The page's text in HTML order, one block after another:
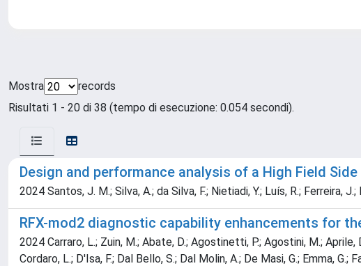
Mostra
records
Risultati 1 - 20 di 38 (tempo di esecuzione: 0.054 secondi).
Design and performance analysis of a High Field
2024 Santos, J. M.; Silva, A.; da Silva, F.; Nietiadi, Y.; Luís, R.; Ferreira,
RFX-mod2 diagnostic capability enhancements for
2024 Carraro, L.; Zuin, M.; Abate, D.; Agostinetti, P.; Agostini, M.; Aprile,
Cordaro, L.; D'Isa, F.; Dal Bello, S.; Dal Molin, A.; De Masi, G.; Emma,